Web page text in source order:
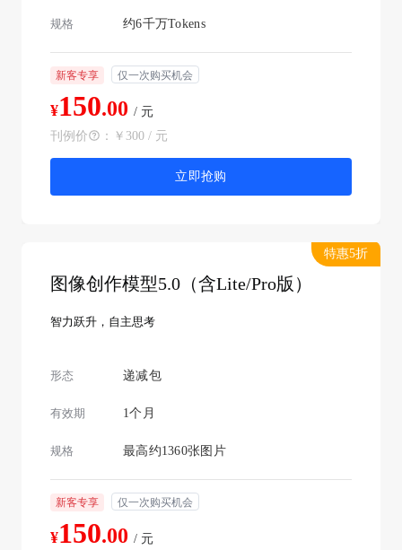
规格 约6千万Tokens
新客专享 仅一次购买机会
¥150.00 / 元
刊例价
： ￥300 / 元
立即抢购
特惠5折
图像创作模型5.0（含Lite/Pro版）
智力跃升，自主思考
形态 递减包
有效期 1个月
规格 最高约1360张图片
新客专享 仅一次购买机会
¥150.00 / 元